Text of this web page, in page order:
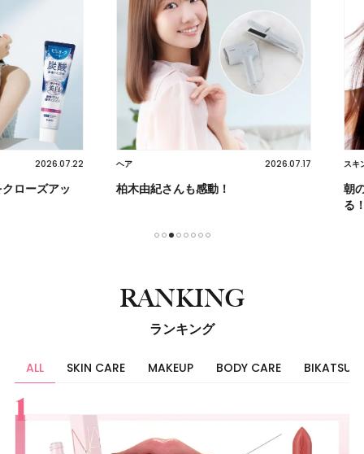
2026.07.22
ズアッ
2026.07.17
柏木由紀さんも感動！
スキンケア
朝の習
RANKING
ランキング
ALL SKIN CARE MAKEUP BODY CARE BIKATSU
すべて
スキンケア
メイク
ボディケア
美活
ヘア
ライフスタイル
ビューティーズ